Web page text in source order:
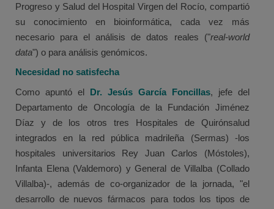
Progreso y Salud del Hospital Virgen del Rocío, compartió
su conocimiento en bioinformática, cada vez más
necesario para el análisis de datos reales ("real-world
data") o para análisis genómicos.
Necesidad no satisfecha
Como apuntó el Dr. Jesús García Foncillas, jefe del
Departamento de Oncología de la Fundación Jiménez
Díaz y de los otros tres Hospitales de Quirónsalud
integrados en la red pública madrileña (Sermas) -los
hospitales universitarios Rey Juan Carlos (Móstoles),
Infanta Elena (Valdemoro) y General de Villalba (Collado
Villalba)-, además de co-organizador de la jornada, "el
desarrollo de nuevos fármacos para todos los tipos de